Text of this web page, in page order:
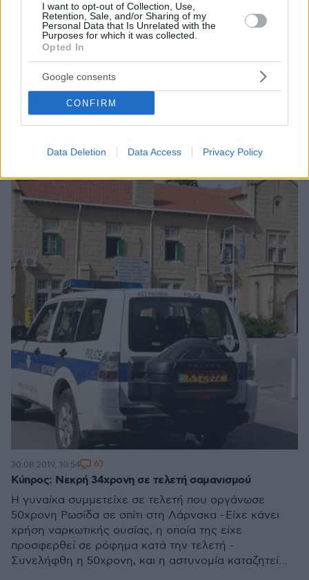
I want to opt-out of Collection, Use,
Retention, Sale, and/or Sharing of my
Personal Data that Is Unrelated with the
Purposes for which it was collected.
Opted In
Google consents
CONFIRM
Data Deletion Data Access Privacy Policy
Ο εισβολέας του Καπιτωλίου με τα κέρατα ζητά να του
απονείμει χάρη ο Τραμπ
Ο εντολέας μου πήρε σοβαρά το κάλεσμα του
Αμερικανού προέδρου και θα ήταν έντιμο να του
απονεμηθεί χάρη, δήλωσε ο δικηγόρος του
33χρονου
15.01.2021, 08:14 16
Κύπρος: Νεκρή 34χρονη σε τελετή σαμανισμού
Η γυναίκα συμμετείχε σε τελετή που οργάνωσε
50χρονη Ρωσίδα σε σπίτι στη Λάρνακα - Είχε κάνει
χρήση ναρκωτικής ουσίας, η οποία της είχε
προσφερθεί σε ρόφημα κατά την τελετή -
Συνελήφθη η 50χρονη, και η αστυνομία καταζητεί
30.08.2019, 10:54 63